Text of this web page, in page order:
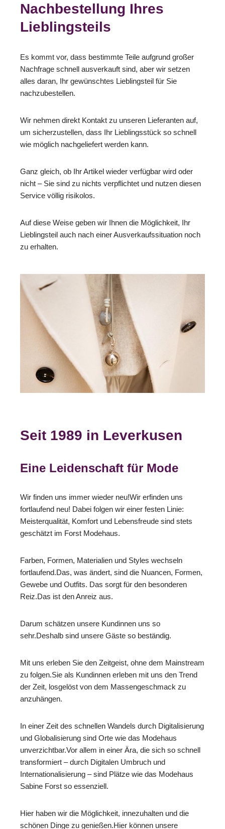
Nachbestellung Ihres
Lieblingsteils
Es kommt vor, dass bestimmte Teile aufgrund großer
Nachfrage schnell ausverkauft sind, aber wir setzen
alles daran, Ihr gewünschtes Lieblingsteil für Sie
nachzubestellen.
Wir nehmen direkt Kontakt zu unseren Lieferanten auf,
um sicherzustellen, dass Ihr Lieblingsstück so schnell
wie möglich nachgeliefert werden kann.
Ganz gleich, ob Ihr Artikel wieder verfügbar wird oder
nicht – Sie sind zu nichts verpflichtet und nutzen diesen
Service völlig risikolos.
Auf diese Weise geben wir Ihnen die Möglichkeit, Ihr
Lieblingsteil auch nach einer Ausverkaufssituation noch
zu erhalten.
Seit 1989 in Leverkusen
Eine Leidenschaft für Mode
Wir finden uns immer wieder neu!Wir erfinden uns
fortlaufend neu! Dabei folgen wir einer festen Linie:
Meisterqualität, Komfort und Lebensfreude sind stets
geschätzt im Forst Modehaus.
Farben, Formen, Materialien und Styles wechseln
fortlaufend.Das, was ändert, sind die Nuancen, Formen,
Gewebe und Outfits. Das sorgt für den besonderen
Reiz.Das ist den Anreiz aus.
Darum schätzen unsere Kundinnen uns so
sehr.Deshalb sind unsere Gäste so beständig.
Mit uns erleben Sie den Zeitgeist, ohne dem Mainstream
zu folgen.Sie als Kundinnen erleben mit uns den Trend
der Zeit, losgelöst von dem Massengeschmack zu
anzuhängen.
In einer Zeit des schnellen Wandels durch Digitalisierung
und Globalisierung sind Orte wie das Modehaus
unverzichtbar.Vor allem in einer Ära, die sich so schnell
transformiert – durch Digitalen Umbruch und
Internationalisierung – sind Plätze wie das Modehaus
Sabine Forst so essenziell.
Hier haben wir die Möglichkeit, innezuhalten und die
schönen Dinge zu genießen.Hier können unsere